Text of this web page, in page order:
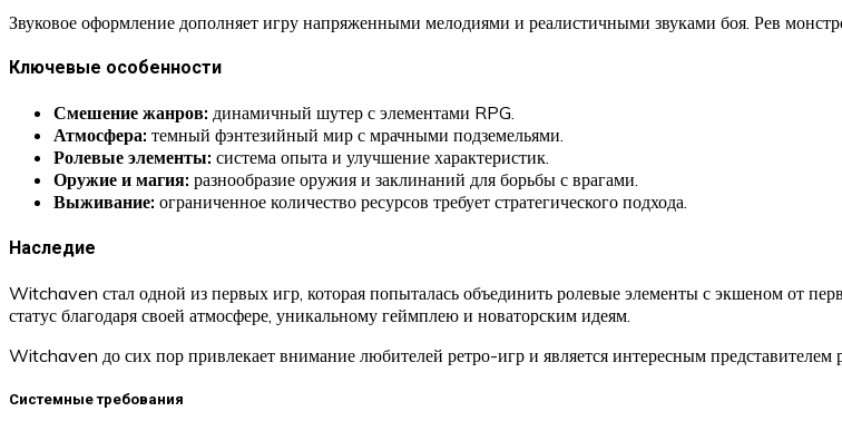
Звуковое оформление дополняет игру напряженными мелодиями и реалистичными звуками боя. Рев
Ключевые особенности
Смешение жанров: динамичный шутер с элементами RPG.
Атмосфера: темный фэнтезийный мир с мрачными подземельями.
Ролевые элементы: система опыта и улучшение характеристик.
Оружие и магия: разнообразие оружия и заклинаний для борьбы с врагами.
Выживание: ограниченное количество ресурсов требует стратегического подхода.
Наследие
Witchaven стал одной из первых игр, которая попыталась объединить ролевые элементы с экшеном от
статус благодаря своей атмосфере, уникальному геймплею и новаторским идеям.
Witchaven до сих пор привлекает внимание любителей ретро-игр и является интересным
Системные требования